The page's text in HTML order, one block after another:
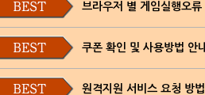
브라우저 별 게임실행오
쿠폰 확인 및 사용방법 안
원격지원 서비스 요청 방